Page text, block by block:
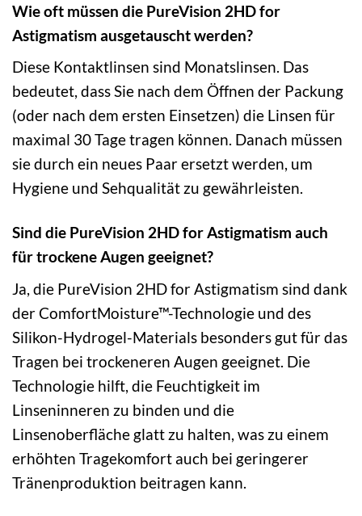
Wie oft müssen die PureVision 2HD for
Astigmatism ausgetauscht werden?
Diese Kontaktlinsen sind Monatslinsen. Das
bedeutet, dass Sie nach dem Öffnen der Packung
(oder nach dem ersten Einsetzen) die Linsen für
maximal 30 Tage tragen können. Danach müssen
sie durch ein neues Paar ersetzt werden, um
Hygiene und Sehqualität zu gewährleisten.
Sind die PureVision 2HD for Astigmatism auch
für trockene Augen geeignet?
Ja, die PureVision 2HD for Astigmatism sind dank
der ComfortMoisture™-Technologie und des
Silikon-Hydrogel-Materials besonders gut für das
Tragen bei trockeneren Augen geeignet. Die
Technologie hilft, die Feuchtigkeit im
Linseninneren zu binden und die
Linsenoberfläche glatt zu halten, was zu einem
erhöhten Tragekomfort auch bei geringerer
Tränenproduktion beitragen kann.